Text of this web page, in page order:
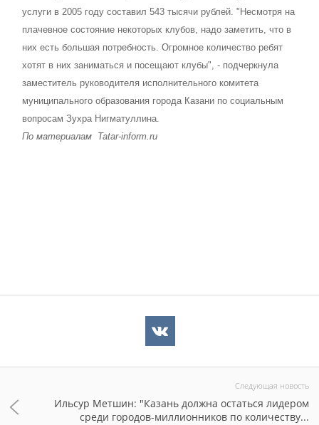
услуги в 2005 году составил 543 тысячи рублей. "Несмотря на
плачевное состояние некоторых клубов, надо заметить, что в
них есть большая потребность. Огромное количество ребят
хотят в них заниматься и посещают клубы", - подчеркнула
заместитель руководителя исполнительного комитета
муниципального образования города Казани по социальным
вопросам Зухра Нигматуллина.
По материалам Tatar-inform.ru
Следующая новость
Ильсур Метшин: "Казань должна остаться лидером
среди городов-миллионников по количеству...